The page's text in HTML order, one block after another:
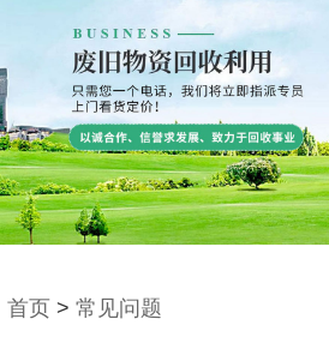
首页 > 常见问题